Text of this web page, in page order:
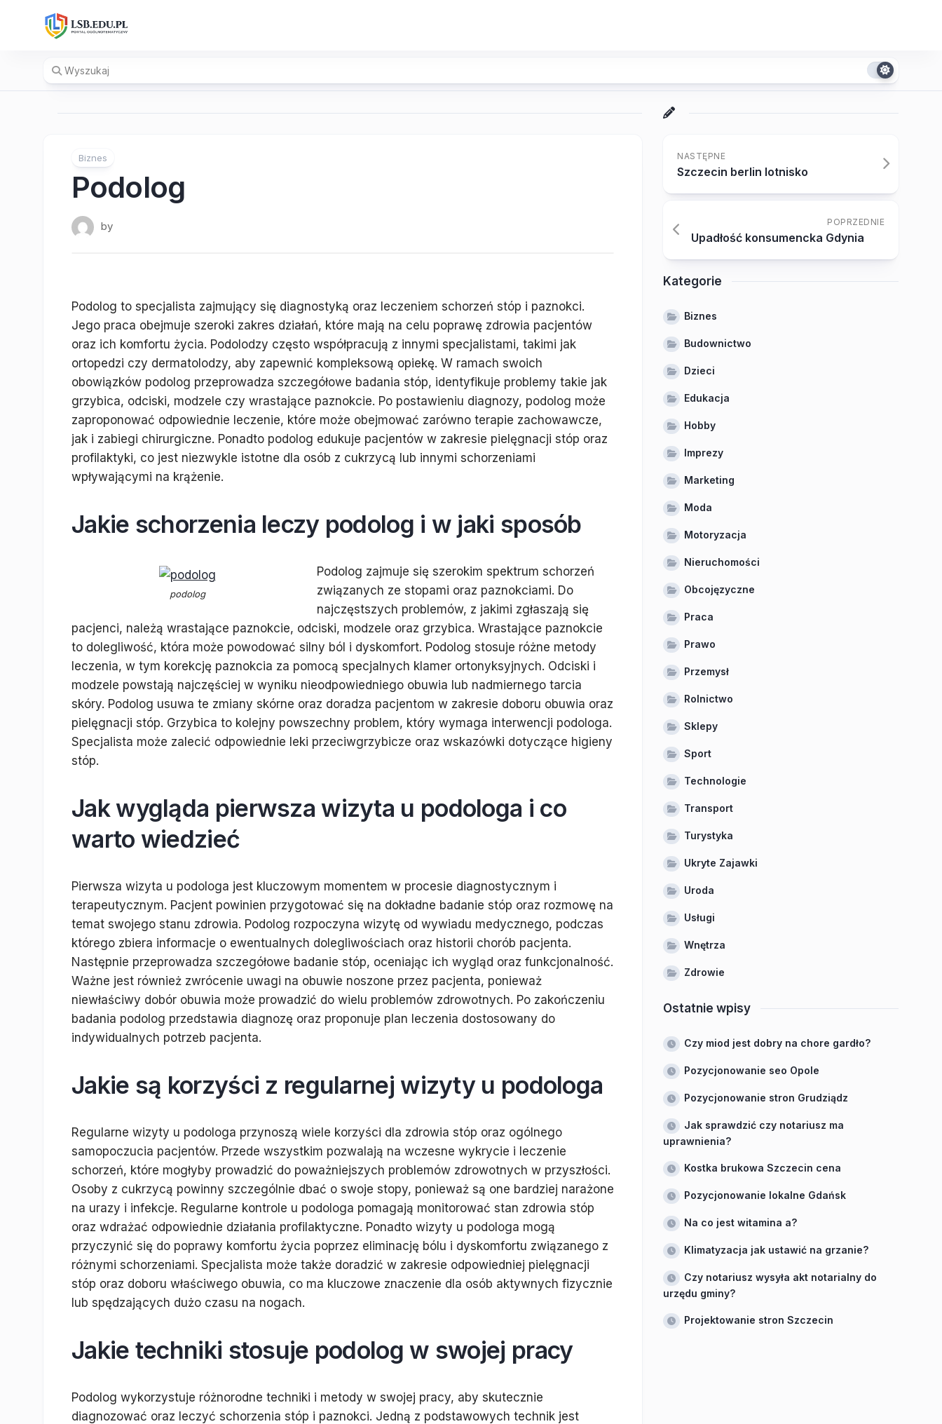
Biznes
Podolog
by
Podolog to specjalista zajmujący się diagnostyką oraz leczeniem schorzeń stóp i paznokci.
Jego praca obejmuje szeroki zakres działań, które mają na celu poprawę zdrowia pacjentów
oraz ich komfortu życia. Podolodzy często współpracują z innymi specjalistami, takimi jak
ortopedzi czy dermatolodzy, aby zapewnić kompleksową opiekę. W ramach swoich
obowiązków podolog przeprowadza szczegółowe badania stóp, identyfikuje problemy takie jak
grzybica, odciski, modzele czy wrastające paznokcie. Po postawieniu diagnozy, podolog może
zaproponować odpowiednie leczenie, które może obejmować zarówno terapie zachowawcze,
jak i zabiegi chirurgiczne. Ponadto podolog edukuje pacjentów w zakresie pielęgnacji stóp oraz
profilaktyki, co jest niezwykle istotne dla osób z cukrzycą lub innymi schorzeniami
wpływającymi na krążenie.
Jakie schorzenia leczy podolog i w jaki sposób
podolog
Podolog zajmuje się szerokim spektrum schorzeń
związanych ze stopami oraz paznokciami. Do
najczęstszych problemów, z jakimi zgłaszają się
pacjenci, należą wrastające paznokcie, odciski, modzele oraz grzybica. Wrastające paznokcie
to dolegliwość, która może powodować silny ból i dyskomfort. Podolog stosuje różne metody
leczenia, w tym korekcję paznokcia za pomocą specjalnych klamer ortonyksyjnych. Odciski i
modzele powstają najczęściej w wyniku nieodpowiedniego obuwia lub nadmiernego tarcia
skóry. Podolog usuwa te zmiany skórne oraz doradza pacjentom w zakresie doboru obuwia oraz
pielęgnacji stóp. Grzybica to kolejny powszechny problem, który wymaga interwencji podologa.
Specjalista może zalecić odpowiednie leki przeciwgrzybicze oraz wskazówki dotyczące higieny
stóp.
Jak wygląda pierwsza wizyta u podologa i co
warto wiedzieć
Pierwsza wizyta u podologa jest kluczowym momentem w procesie diagnostycznym i
terapeutycznym. Pacjent powinien przygotować się na dokładne badanie stóp oraz rozmowę na
temat swojego stanu zdrowia. Podolog rozpoczyna wizytę od wywiadu medycznego, podczas
którego zbiera informacje o ewentualnych dolegliwościach oraz historii chorób pacjenta.
Następnie przeprowadza szczegółowe badanie stóp, oceniając ich wygląd oraz funkcjonalność.
Ważne jest również zwrócenie uwagi na obuwie noszone przez pacjenta, ponieważ
niewłaściwy dobór obuwia może prowadzić do wielu problemów zdrowotnych. Po zakończeniu
badania podolog przedstawia diagnozę oraz proponuje plan leczenia dostosowany do
indywidualnych potrzeb pacjenta.
Jakie są korzyści z regularnej wizyty u podologa
Regularne wizyty u podologa przynoszą wiele korzyści dla zdrowia stóp oraz ogólnego
samopoczucia pacjentów. Przede wszystkim pozwalają na wczesne wykrycie i leczenie
schorzeń, które mogłyby prowadzić do poważniejszych problemów zdrowotnych w przyszłości.
Osoby z cukrzycą powinny szczególnie dbać o swoje stopy, ponieważ są one bardziej narażone
na urazy i infekcje. Regularne kontrole u podologa pomagają monitorować stan zdrowia stóp
oraz wdrażać odpowiednie działania profilaktyczne. Ponadto wizyty u podologa mogą
przyczynić się do poprawy komfortu życia poprzez eliminację bólu i dyskomfortu związanego z
różnymi schorzeniami. Specjalista może także doradzić w zakresie odpowiedniej pielęgnacji
stóp oraz doboru właściwego obuwia, co ma kluczowe znaczenie dla osób aktywnych fizycznie
lub spędzających dużo czasu na nogach.
Jakie techniki stosuje podolog w swojej pracy
Podolog wykorzystuje różnorodne techniki i metody w swojej pracy, aby skutecznie
diagnozować oraz leczyć schorzenia stóp i paznokci. Jedną z podstawowych technik jest
NASTĘPNE
Szczecin berlin lotnisko
POPRZEDNIE
Upadłość konsumencka Gdynia
Kategorie
Biznes
Budownictwo
Dzieci
Edukacja
Hobby
Imprezy
Marketing
Moda
Motoryzacja
Nieruchomości
Obcojęzyczne
Praca
Prawo
Przemysł
Rolnictwo
Sklepy
Sport
Technologie
Transport
Turystyka
Ukryte Zajawki
Uroda
Usługi
Wnętrza
Zdrowie
Ostatnie wpisy
Czy miod jest dobry na chore gardło?
Pozycjonowanie seo Opole
Pozycjonowanie stron Grudziądz
Jak sprawdzić czy notariusz ma
uprawnienia?
Kostka brukowa Szczecin cena
Pozycjonowanie lokalne Gdańsk
Na co jest witamina a?
Klimatyzacja jak ustawić na grzanie?
Czy notariusz wysyła akt notarialny do
urzędu gminy?
Projektowanie stron Szczecin